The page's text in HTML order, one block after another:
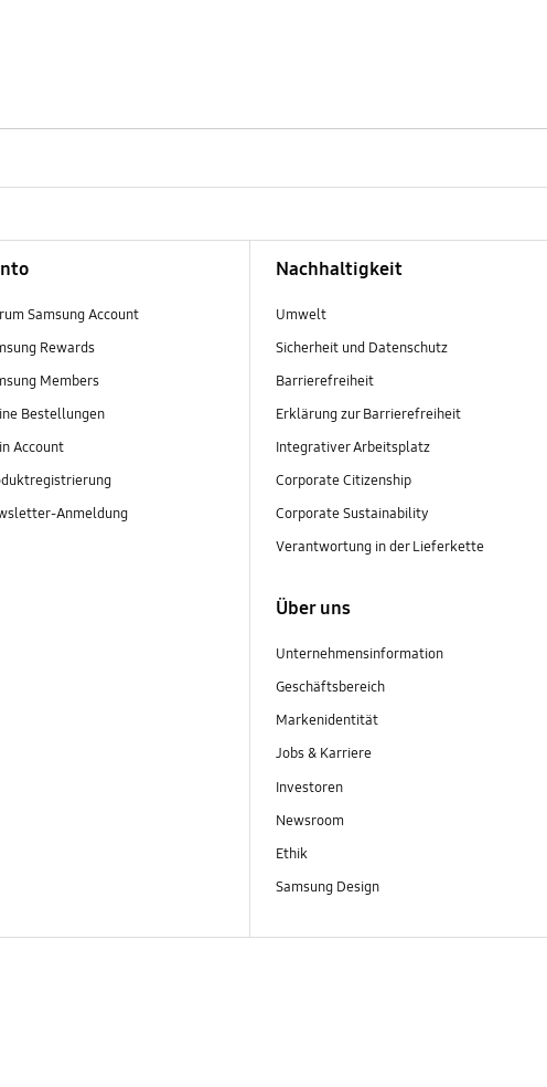
Samsung Account
Rewards
Members
Bestellungen
Account
Anmeldung
Nachhaltigkeit
Umwelt
Sicherheit und Datenschutz
Barrierefreiheit
Erklärung zur Barrierefreiheit
Integrativer Arbeitsplatz
Corporate Citizenship
Corporate Sustainability
Verantwortung in der Lieferkette
Über uns
Unternehmensinformation
Geschäftsbereich
Markenidentität
Jobs & Karriere
Investoren
Newsroom
Ethik
Samsung Design